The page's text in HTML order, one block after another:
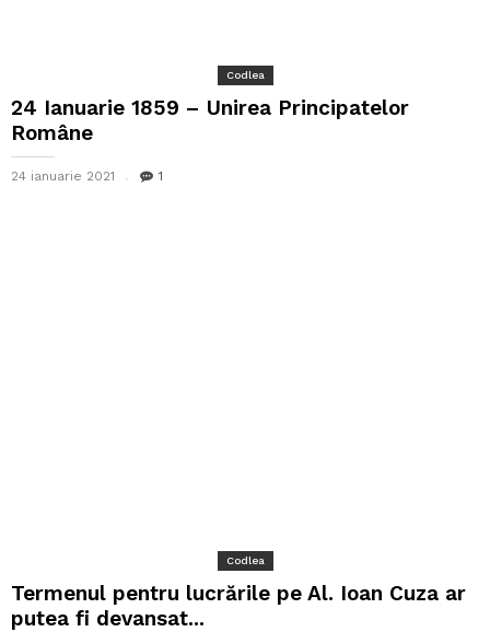
Codlea
24 Ianuarie 1859 – Unirea Principatelor
Române
24 ianuarie 2021 1
Codlea
Termenul pentru lucrările pe Al. Ioan Cuza ar
putea fi devansat...